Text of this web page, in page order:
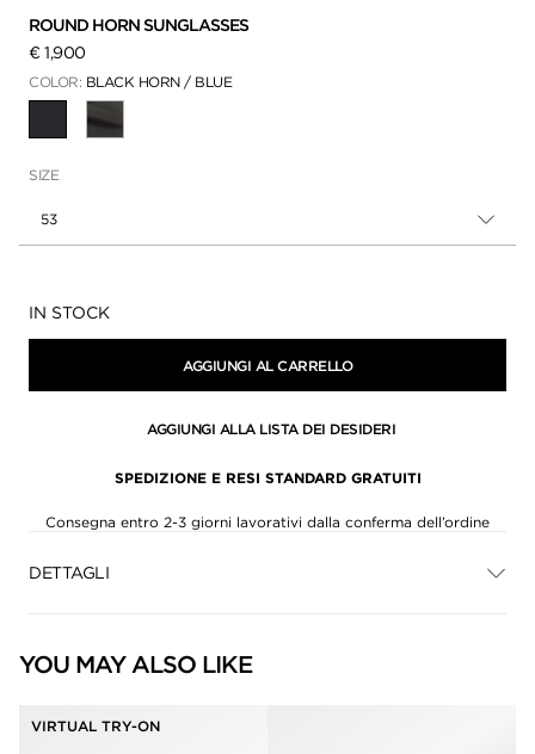
ROUND HORN SUNGLASSES
€ 1,900
COLOR: BLACK HORN / BLUE
SELEZIONATO(A)(E)(I)
SIZE
53
Disponibilità:
IN STOCK
AGGIUNGI AL CARRELLO
AGGIUNGI ALLA LISTA DEI DESIDERI
SPEDIZIONE E RESI STANDARD GRATUITI
Consegna entro 2-3 giorni lavorativi dalla conferma dell’ordine
DETTAGLI
YOU MAY ALSO LIKE
VIRTUAL TRY-ON